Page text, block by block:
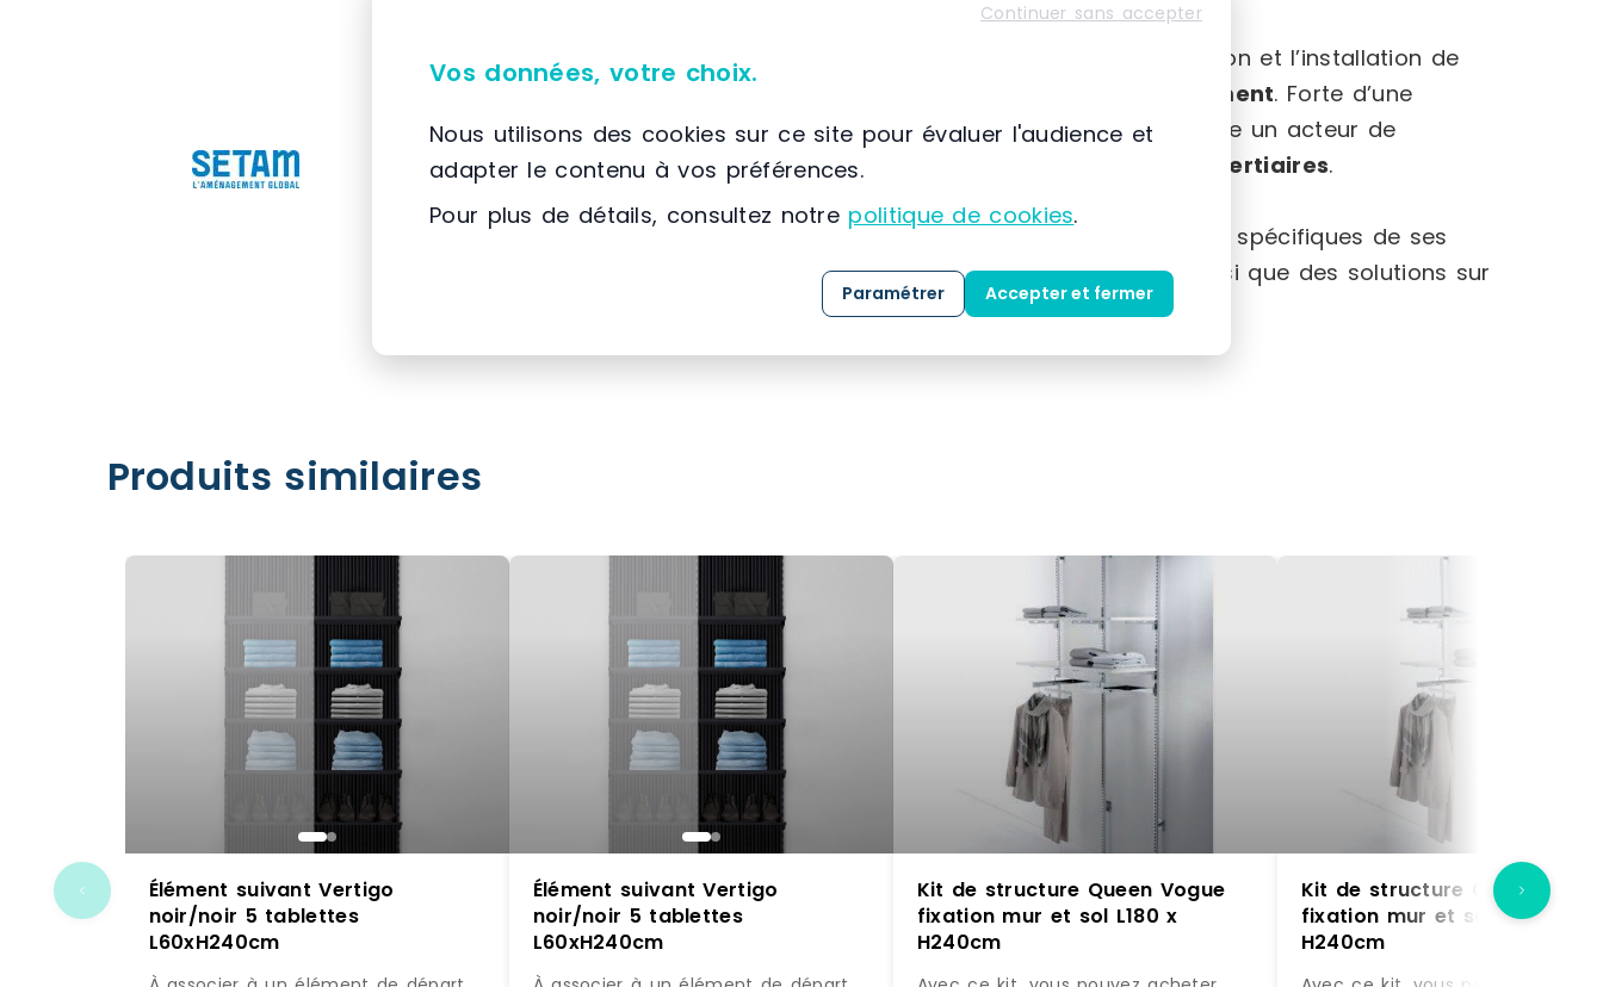
📌 Située à France, SCIONZIER, (74) Auvergne-Rhône-Alpes
SETAM
est spécialisée dans la conception, la commercialisation et l’installation de
solutions dédiées au
rangement. Forte d’une
expertise développée depuis 1974, l’entreprise s’impose comme un acteur de
référence dans l’aménagement des espaces industriels et tertiaires.
Grâce à une maîtrise approfondie des métiers et des besoins spécifiques de ses
clients, SETAM propose une gamme complète de produits ainsi que des solutions sur
clé en main.
Produits similaires
Élément suivant Vertigo
noir/noir 5 tablettes
L60xH240cm
Élément suivant Vertigo
noir/noir 5 tablettes
L60xH240cm
Kit de structure Queen Vogue
fixation mur et sol L180 x
H240cm
Kit de structure Queen
fixation mur et sol L180 x
H240cm
Continuer sans accepter
Vos données, votre choix.
Nous utilisons des cookies sur ce site pour évaluer l'audience et
adapter le contenu à vos préférences.
Pour plus de détails, consultez notre politique de cookies.
Paramétrer Accepter et fermer